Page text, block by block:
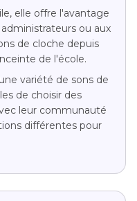
elle offre l'avantage
ou aux
de cloche depuis
de l'école.
variété de sons de
de choisir des
leur communauté
différentes pour